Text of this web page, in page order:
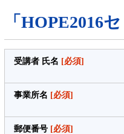
「HOPE2016
受講者 氏名 [必須]
事業所名 [必須]
郵便番号 [必須]